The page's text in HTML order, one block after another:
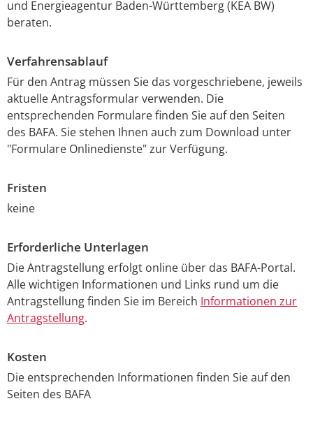
und Energieagentur Baden-Württemberg (KEA BW)
beraten.
Verfahrensablauf
Für den Antrag müssen Sie das vorgeschriebene, jeweils
aktuelle Antragsformular verwenden. Die
entsprechenden Formulare finden Sie auf den Seiten
des BAFA. Sie stehen Ihnen auch zum Download unter
"Formulare Onlinedienste" zur Verfügung.
Fristen
keine
Erforderliche Unterlagen
Die Antragstellung erfolgt online über das BAFA-Portal.
Alle wichtigen Informationen und Links rund um die
Antragstellung finden Sie im Bereich Informationen zur
Antragstellung.
Kosten
Die entsprechenden Informationen finden Sie auf den
Seiten des BAFA